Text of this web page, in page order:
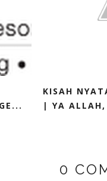
KISAH
| YA
0